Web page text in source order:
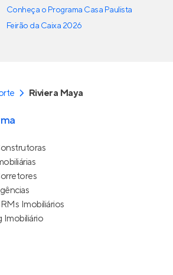
Conheça o Programa Casa Paulista
Feirão da Caixa 2026
Riviera Maya
Imobiliários
Imobiliário